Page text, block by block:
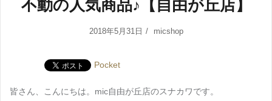
不動の人気商品♪【自由が丘店】
2018年5月31日 micshop
Pocket
皆さん、こんにちは。mic自由が丘店のスナカワです。